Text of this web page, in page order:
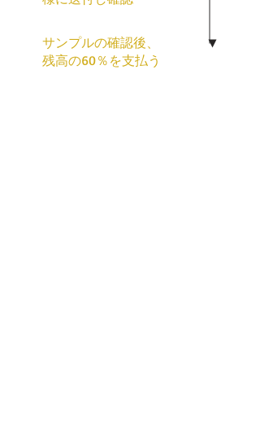
サンプルの確認後、
残高の60％を支払う